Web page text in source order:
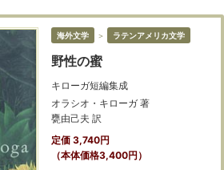
海外文学 ＞ ラテンアメリカ文学
野性の蜜
キローガ短編集成
オラシオ・キローガ 著
甕由己夫 訳
定価 3,740円
（本体価格3,400円）